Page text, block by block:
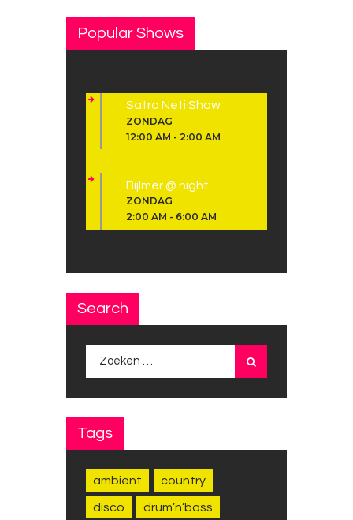
Popular Shows
Satra Neti Show
ZONDAG
12:00 AM - 2:00 AM
Bijlmer @ night
ZONDAG
2:00 AM - 6:00 AM
Search
Tags
ambient country
disco drum’n’bass